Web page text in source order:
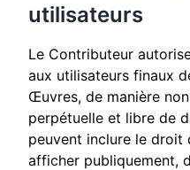
utilisateurs
Le Contributeur
aux utilisateurs finaux
Œuvres, de manière
perpétuelle et libre de
peuvent inclure le droit
afficher publiquement,